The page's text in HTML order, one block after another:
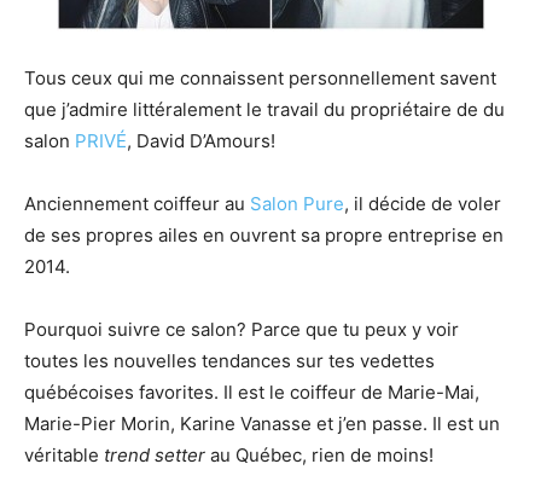
Tous ceux qui me connaissent personnellement savent
que j’admire littéralement le travail du propriétaire de du
salon PRIVÉ, David D’Amours!
Anciennement coiffeur au Salon Pure, il décide de voler
de ses propres ailes en ouvrent sa propre entreprise en
2014.
Pourquoi suivre ce salon? Parce que tu peux y voir
toutes les nouvelles tendances sur tes vedettes
québécoises favorites. Il est le coiffeur de Marie-Mai,
Marie-Pier Morin, Karine Vanasse et j’en passe. Il est un
véritable trend setter au Québec, rien de moins!